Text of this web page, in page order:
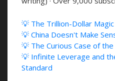
💡 The Trillion-Dollar
💡 China Doesn't Make
💡 The Curious Case of the
💡 Infinite Leverage and
Standard